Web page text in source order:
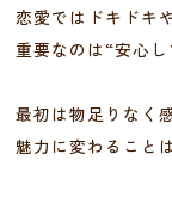
恋愛ではドキドキ
重要なのは“安心し
最初は物足りなく
魅力に変わること